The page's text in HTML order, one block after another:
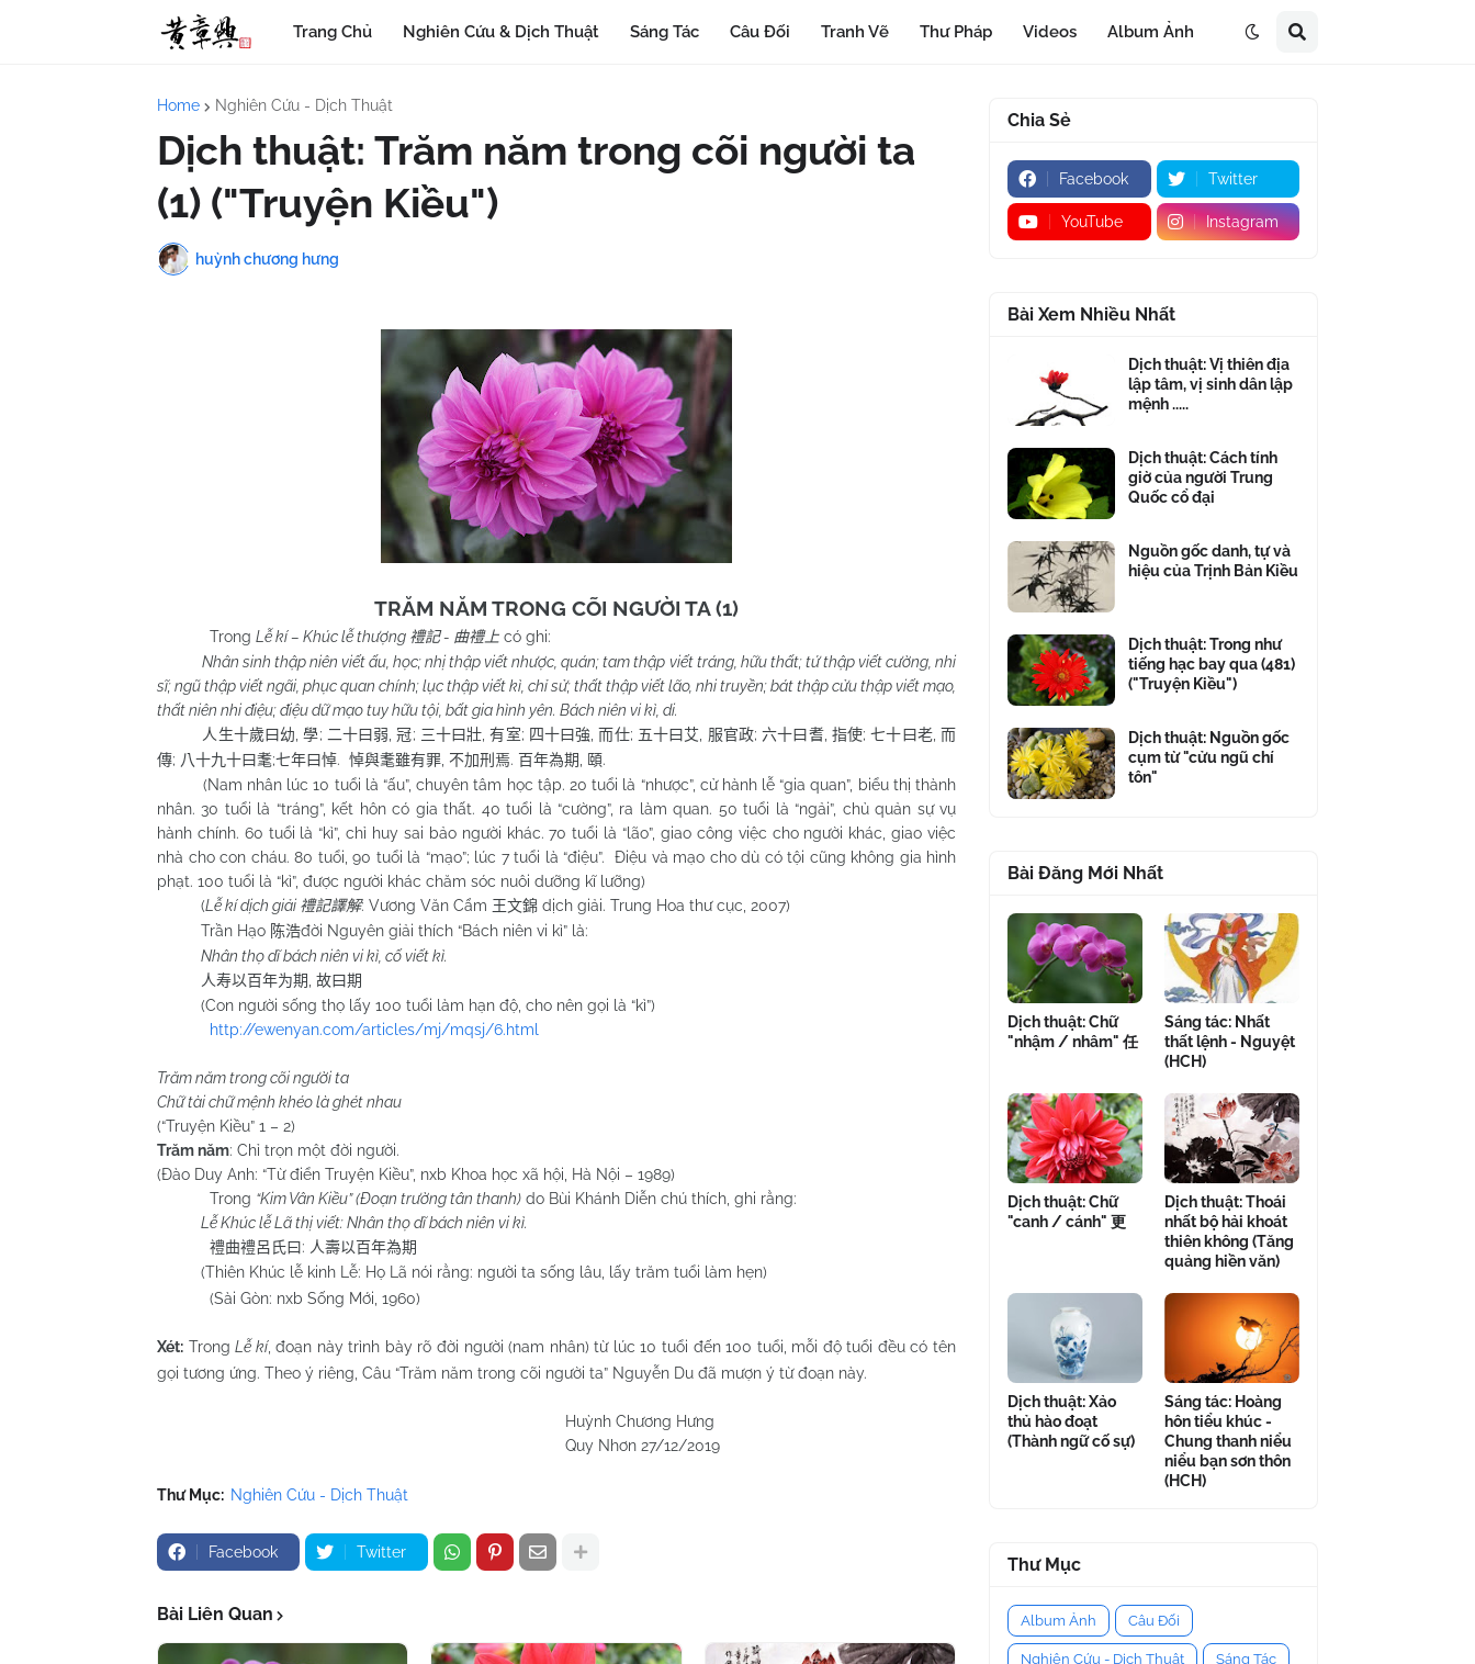
Trang Chủ Nghiên Cứu & Dịch Thuật Sáng Tác Câu Đối Tranh Vẽ Thư Pháp Videos Album Ảnh
Home Nghiên Cứu - Dịch Thuật
Dịch thuật: Trăm năm trong cõi người ta
(1) ("Truyện Kiều")
huỳnh chương hưng
TRĂM NĂM TRONG CÕI NGƯỜI TA (1)
Trong Lễ kí – Khúc lễ thượng 禮記- 曲禮上 có ghi:
Nhân sinh thập niên viết ấu, học; nhị thập viết nhược, quán; tam thập viết tráng, hữu thất; tứ thập viết cường, nhi
sĩ; ngũ thập viết ngãi, phục quan chính; lục thập viết kì, chỉ sử; thất thập viết lão, nhi truyền; bát thập cửu thập viết mạo,
thất niên nhi điệu; điệu dữ mạo tuy hữu tội, bất gia hình yên. Bách niên vi kì, di.
人生十歲曰幼 ,學; 二十曰弱 ,冠; 三十曰壯 ,有室; 四十曰強 ,而仕; 五十曰艾 服官政;六十曰耆, 指使;七十曰老, 而
傳; 八十九十曰耄;七年曰悼. 悼與耄雖有罪 不加刑焉. 百年為期 頤.
(Nam nhân lúc 10 tuổi là “ấu”, chuyên tâm học tập. 20 tuổi là “nhược”, cử hành lễ “gia quan”, biểu thị thành
nhân. 30 tuổi là “tráng”, kết hôn có gia thất. 40 tuổi là “cường”, ra làm quan. 50 tuổi là “ngải”, chủ quản sự vụ
hành chính. 60 tuổi là “kì”, chỉ huy sai bảo người khác. 70 tuổi là “lão”, giao công việc cho người khác, giao việc
nhà cho con cháu. 80 tuổi, 90 tuổi là “mạo”; lúc 7 tuổi là “điệu”. Điệu và mạo cho dù có tội cũng không gia hình
phạt. 100 tuổi là “kì”, được người khác chăm sóc nuôi dưỡng kĩ lưỡng)
(Lễ kí dịch giải 禮記譯解: Vương Văn Cẩm 王文錦 dịch giải. Trung Hoa thư cục, 2007)
Trần Hạo 陈浩đời Nguyên giải thích “Bách niên vi kì” là:
Nhân thọ dĩ bách niên vi kì, cố viết kì.
人寿以百年为期 故曰期
(Con người sống thọ lấy 100 tuổi làm hạn độ, cho nên gọi là “kì”)
http://ewenyan.com/articles/mj/mqsj/6.html
Trăm năm trong cõi người ta
Chữ tài chữ mệnh khéo là ghét nhau
(“Truyện Kiều” 1 – 2)
Trăm năm: Chỉ trọn một đời người.
(Đào Duy Anh: “Từ điển Truyện Kiều”, nxb Khoa học xã hội, Hà Nội – 1989)
Trong “Kim Vân Kiều” (Đoạn trường tân thanh) do Bùi Khánh Diễn chú thích, ghi rằng:
Lễ Khúc lễ Lã thị viết: Nhân thọ dĩ bách niên vi kì.
禮曲禮呂氏曰 : 人壽以百年為期
(Thiên Khúc lễ kinh Lễ: Họ Lã nói rằng: người ta sống lâu, lấy trăm tuổi làm hẹn)
(Sài Gòn: nxb Sống Mới, 1960)
Xét: TrongLễ kí, đoạn này trình bày rõ đời người (nam nhân) từ lúc 10 tuổi đến 100 tuổi, mỗi độ tuổi đều có tên
gọi tương ứng. Theo ý riêng, Câu “Trăm năm trong cõi người ta” Nguyễn Du đã mượn ý từ đoạn này.
Huỳnh Chương Hưng
Quy Nhơn 27/12/2019
Thư Mục: Nghiên Cứu - Dịch Thuật
Facebook Twitter
Bài Liên Quan
Chia Sẻ
Facebook Twitter
YouTube Instagram
Bài Xem Nhiều Nhất
Dịch thuật: Vị thiên địa
lập tâm, vị sinh dân lập
mệnh .....
Dịch thuật: Cách tính
giờ của người Trung
Quốc cổ đại
Nguồn gốc danh, tự và
hiệu của Trịnh Bản Kiều
Dịch thuật: Trong như
tiếng hạc bay qua (481)
("Truyện Kiều")
Dịch thuật: Nguồn gốc
cụm từ "cửu ngũ chí
tôn"
Bài Đăng Mới Nhất
Dịch thuật: Chữ
"nhậm / nhâm" 任
Sáng tác: Nhất
thất lệnh - Nguyệt
(HCH)
Dịch thuật: Chữ
"canh / cánh" 更
Dịch thuật: Thoái
nhất bộ hải khoát
thiên không (Tăng
quảng hiền văn)
Dịch thuật: Xảo
thủ hào đoạt
(Thành ngữ cố sự)
Sáng tác: Hoàng
hôn tiểu khúc -
Chung thanh niểu
niểu bạn sơn thôn
(HCH)
Thư Mục
Album Ảnh Câu Đối
Nghiên Cứu - Dịch Thuật Sáng Tác